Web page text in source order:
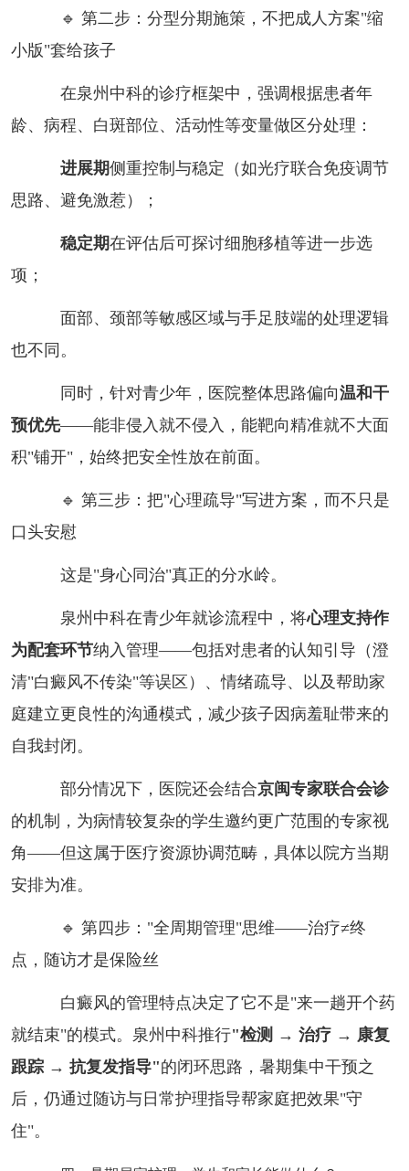
🔹 第二步：分型分期施策，不把成人方案"缩
小版"套给孩子
在泉州中科的诊疗框架中，强调根据患者年
龄、病程、白斑部位、活动性等变量做区分处理：
进展期侧重控制与稳定（如光疗联合免疫调节
思路、避免激惹）；
稳定期在评估后可探讨细胞移植等进一步选
项；
面部、颈部等敏感区域与手足肢端的处理逻辑
也不同。
同时，针对青少年，医院整体思路偏向温和干
预优先——能非侵入就不侵入，能靶向精准就不大面
积"铺开"，始终把安全性放在前面。
🔹 第三步：把"心理疏导"写进方案，而不只是
口头安慰
这是"身心同治"真正的分水岭。
泉州中科在青少年就诊流程中，将心理支持作
为配套环节纳入管理——包括对患者的认知引导（澄
清"白癜风不传染"等误区）、情绪疏导、以及帮助家
庭建立更良性的沟通模式，减少孩子因病羞耻带来的
自我封闭。
部分情况下，医院还会结合京闽专家联合会诊
的机制，为病情较复杂的学生邀约更广范围的专家视
角——但这属于医疗资源协调范畴，具体以院方当期
安排为准。
🔹 第四步："全周期管理"思维——治疗≠终
点，随访才是保险丝
白癜风的管理特点决定了它不是"来一趟开个药
就结束"的模式。泉州中科推行"检测 → 治疗 → 康复
跟踪 → 抗复发指导"的闭环思路，暑期集中干预之
后，仍通过随访与日常护理指导帮家庭把效果"守
住"。